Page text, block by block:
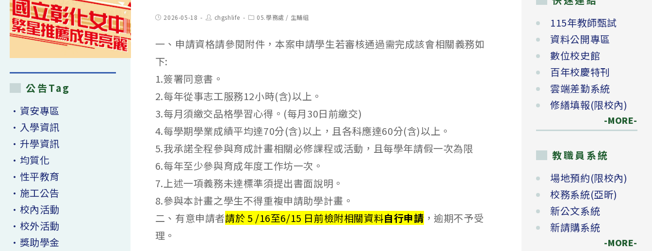
Post2026-05-18
Post
author:
chgshlife
Post05.學務處 / 生輔組
一、申請資格請參閱附件，本案申請學生若審核通過需完成該會相關義務如
下:
1.簽署同意書。
2.每年從事志工服務12小時(含)以上。
3.每月須繳交品格學習心得。(每月30日前繳交)
4.每學期學業成績平均達70分(含)以上，且各科應達60分(含)以上。
5.我承諾全程參與育成計畫相關必修課程或活動，且每學年請假一次為限
6.每年至少參與育成年度工作坊一次。
7.上述一項義務未達標準須提出書面說明。
8.參與本計畫之學生不得重複申請助學計畫。
二、有意申請者請於 5 /16至6/15 日前檢附相關資料自行申請 ，逾期不予受
理。
公告Tag
•資安專區
•入學資訊
•升學資訊
•均質化
•性平教育
•施工公告
•校內活動
•校外活動
•獎助學金
115年教師甄試
資料公開專區
數位校史館
百年校慶特刊
雲端差勤系統
修繕填報(限校內)
-MORE-
教職員系統
場地預約(限校內)
校務系統(亞昕)
新公文系統
新請購系統
-MORE-